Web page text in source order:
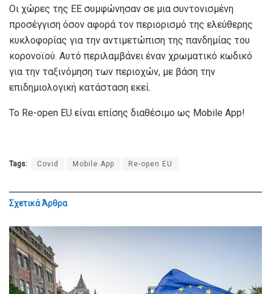
Οι χώρες της ΕΕ συμφώνησαν σε μια συντονισμένη
προσέγγιση όσον αφορά τον περιορισμό της ελεύθερης
κυκλοφορίας για την αντιμετώπιση της πανδημίας του
κορονοϊού. Αυτό περιλαμβάνει έναν χρωματικό κωδικό
για την ταξινόμηση των περιοχών, με βάση την
επιδημιολογική κατάσταση εκεί.
Το Re-open EU είναι επίσης διαθέσιμο ως Mobile App!
Tags: Covid Mobile App Re-open EU
ΣχετικάΆρθρα